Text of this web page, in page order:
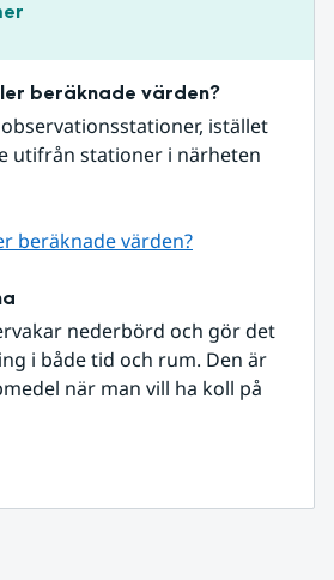
beräknade värden?
istället
utifrån stationer i närheten
beräknade värden?
nederbörd och gör det
i både tid och rum. Den är
när man vill ha koll på